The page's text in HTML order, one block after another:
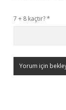
7 + 8 kaçtır?*